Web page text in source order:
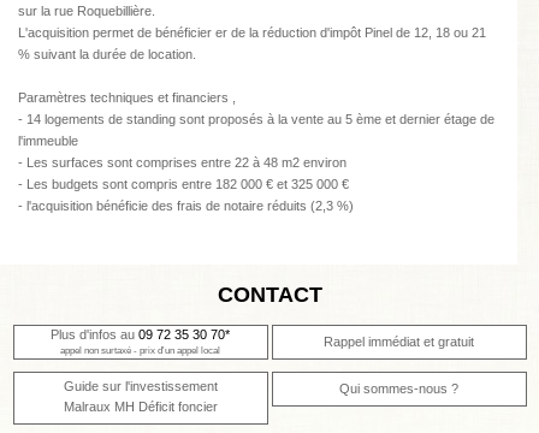
sur la rue Roquebillière.
L'acquisition permet de bénéficier er de la réduction d'impôt Pinel de 12, 18 ou 21
% suivant la durée de location.
Paramètres techniques et financiers ,
- 14 logements de standing sont proposés à la vente au 5 ème et dernier étage de
l'immeuble
- Les surfaces sont comprises entre 22 à 48 m2 environ
- Les budgets sont compris entre 182 000 € et 325 000 €
- l'acquisition bénéficie des frais de notaire réduits (2,3 %)
CONTACT
Plus d'infos au 09 72 35 30 70*
appel non surtaxé - prix d'un appel local
Rappel immédiat et gratuit
Guide sur l'investissement
Malraux MH Déficit foncier
Qui sommes-nous ?